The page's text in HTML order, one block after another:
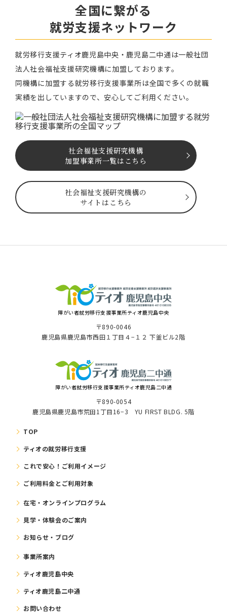
全国に繋がる
就労⽀援ネットワーク
就労移⾏⽀援ティオ⿅児島中央・鹿児島二中通は⼀般社団
法⼈社会福祉⽀援研究機構に加盟しております。
同機構に加盟する就労移⾏⽀援事業所は全国で多くの就職
実績を出していますので、安⼼してご利⽤ください。
社会福祉⽀援研究機構
加盟事業所一覧はこちら
社会福祉⽀援研究機構の
サイトはこちら
障がい者就労移⾏⽀援事業所ティオ⿅児島中央
〒890-0046
⿅児島県⿅児島市⻄⽥１丁⽬４−１２ 下釜ビル2階
障がい者就労移⾏⽀援事業所ティオ鹿児島二中通
〒890-0054
鹿児島県鹿児島市荒田1丁目16−3 YU FIRST BLDG. 5階
TOP
ティオの就労移⾏⽀援
これで安⼼！ご利⽤イメージ
ご利⽤料⾦とご利⽤対象
在宅・オンラインプログラム
⾒学・体験会のご案内
お知らせ・ブログ
事業所案内
ティオ鹿児島中央
ティオ鹿児島二中通
お問い合わせ